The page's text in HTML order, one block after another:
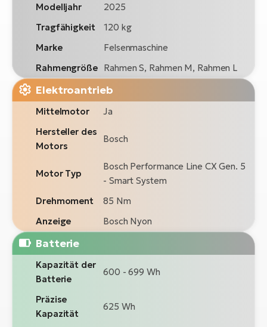
Modelljahr
2025
Tragfähigkeit
120 kg
Marke
Felsenmaschine
Rahmengröße Rahmen S, Rahmen M, Rahmen L
Elektroantrieb
Mittelmotor
Ja
Hersteller des
Motors
Bosch
Motor Typ
Bosch Performance Line CX Gen. 5
- Smart System
Drehmoment
85 Nm
Anzeige
Bosch Nyon
Batterie
Kapazität der
Batterie
600 - 699 Wh
Präzise
Kapazität
625 Wh